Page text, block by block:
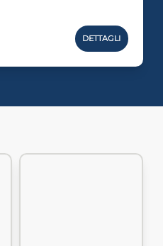
DETTAGLI